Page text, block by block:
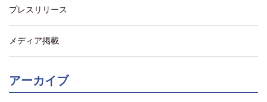
プレスリリース
メディア掲載
アーカイブ